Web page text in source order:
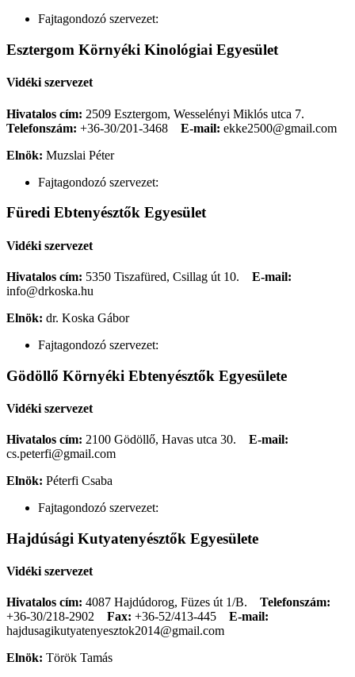
Fajtagondozó szervezet:
Esztergom Környéki Kinológiai Egyesület
Vidéki szervezet
Hivatalos cím: 2509 Esztergom, Wesselényi Miklós utca 7.
Telefonszám: +36-30/201-3468 E-mail: ekke2500@gmail.com
Elnök: Muzslai Péter
Fajtagondozó szervezet:
Füredi Ebtenyésztők Egyesület
Vidéki szervezet
Hivatalos cím: 5350 Tiszafüred, Csillag út 10. E-mail:
info@drkoska.hu
Elnök: dr. Koska Gábor
Fajtagondozó szervezet:
Gödöllő Környéki Ebtenyésztők Egyesülete
Vidéki szervezet
Hivatalos cím: 2100 Gödöllő, Havas utca 30. E-mail:
cs.peterfi@gmail.com
Elnök: Péterfi Csaba
Fajtagondozó szervezet:
Hajdúsági Kutyatenyésztők Egyesülete
Vidéki szervezet
Hivatalos cím: 4087 Hajdúdorog, Füzes út 1/B. Telefonszám:
+36-30/218-2902
Fax: +36-52/413-445
E-mail:
hajdusagikutyatenyesztok2014@gmail.com
Elnök: Török Tamás